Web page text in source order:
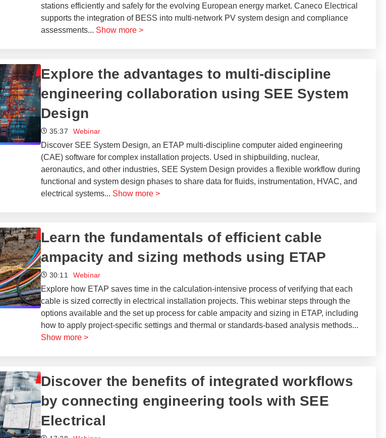
stations efficiently and safely for the evolving European energy market. Caneco Electrical
supports the integration of BESS into multi-network PV system design and compliance
assessments... Show more >
​​Explore the advantages to multi-discipline
engineering collaboration using SEE System
Design​
35:37 Webinar
Discover SEE System Design, an ETAP multi-discipline computer aided engineering
(CAE) software for complex installation projects. Used in shipbuilding, nuclear,
aeronautics, and other industries, SEE System Design provides a flexible workflow during
functional and system design phases to share data for fluids, instrumentation, HVAC, and
electrical systems... Show more >
​​Learn the fundamentals of efficient cable
ampacity and sizing methods using ETAP​
30:11 Webinar
Explore how ETAP saves time in the calculation-intensive process of verifying that each
cable is sized correctly in electrical installation projects. This webinar steps through the
options available and the set up process for cable ampacity and sizing in ETAP, including
how to apply project-specific settings and thermal or standards-based analysis methods...
Show more >
​​Discover the benefits of integrated workflows
by connecting engineering tools with SEE
Electrical​